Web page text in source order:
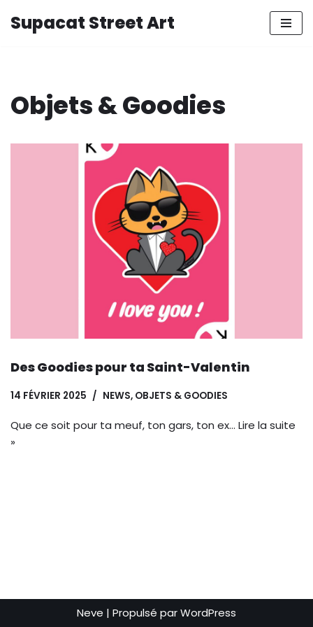
Supacat Street Art
Objets & Goodies
Des Goodies pour ta Saint-Valentin
14 FÉVRIER 2025 NEWS, OBJETS & GOODIES
Que ce soit pour ta meuf, ton gars, ton ex… Lire la suite
»
Neve | Propulsé parWordPress